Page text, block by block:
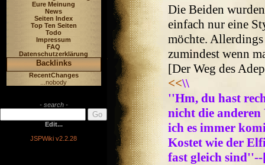
Eure Meinung
News
Seiten Index
Top Ten Seiten
Todo
Impressum
FAQ
Datenschutzerklärung
Backlinks
RecentChanges
...nobody
- search -
Edit...
JSPWiki v2.2.28
Die Beiden
einfach nur eine
möchte.
zumindest wenn
[Der Weg des
<<\\
''Hm, du hast
nicht die anderen
ich es immer
Kostet wie der
fast gleich